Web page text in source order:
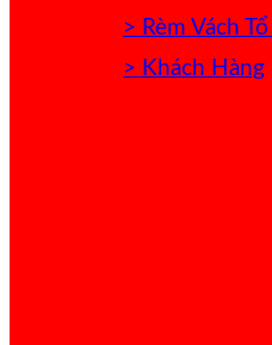
> Rèm Vách
> Khách Hàng